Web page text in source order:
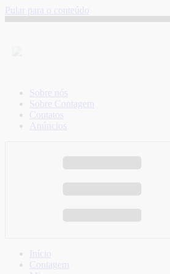
Pular para o conteúdo
Sobre nós
Sobre Contagem
Contatos
Anúncios
Início
Contagem